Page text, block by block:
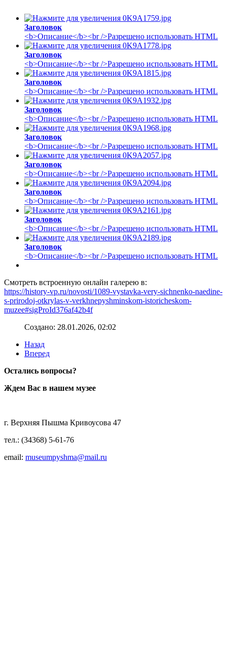
Заголовок
<b>Описание</b><br />Разрешено использовать HTML
Заголовок
<b>Описание</b><br />Разрешено использовать HTML
Заголовок
<b>Описание</b><br />Разрешено использовать HTML
Заголовок
<b>Описание</b><br />Разрешено использовать HTML
Заголовок
<b>Описание</b><br />Разрешено использовать HTML
Заголовок
<b>Описание</b><br />Разрешено использовать HTML
Заголовок
<b>Описание</b><br />Разрешено использовать HTML
Заголовок
<b>Описание</b><br />Разрешено использовать HTML
Заголовок
<b>Описание</b><br />Разрешено использовать HTML
Смотреть встроенную онлайн галерею в:
https://history-vp.ru/novosti/1089-vystavka-very-sichnenko-naedine-
s-prirodoj-otkrylas-v-verkhnepyshminskom-istoricheskom-
muzee#sigProId376af42b4f
Создано: 28.01.2026, 02:02
Назад
Вперед
Остались вопросы?
Ждем Вас в нашем музее
г. Верхняя Пышма Кривоусова 47
тел.: (34368) 5-61-76
email: museumpyshma@mail.ru